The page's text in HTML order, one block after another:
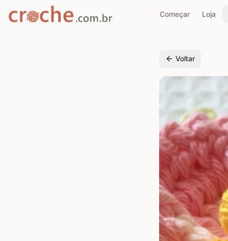
Começar Loja
Voltar